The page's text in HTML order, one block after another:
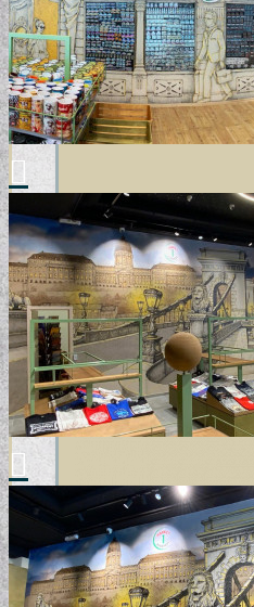
VINYL ÉS DESIGN PADLÓK